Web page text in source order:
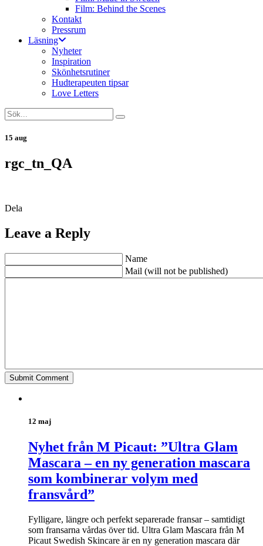
Film: Behind the Scenes
Kontakt
Pressrum
Läsning
Nyheter
Inspiration
Skönhetsrutiner
Hudterapeuten tipsar
Love Letters
15 aug
rgc_tn_QA
Dela
Leave a Reply
Name
Mail (will not be published)
12 maj
Nyhet från M Picaut: ”Ultra Glam
Mascara – en ny generation mascara
som kombinerar volym med
fransvård”
Fylligare, längre och perfekt separerade fransar – samtidigt
som fransarna vårdas över tid. Ultra Glam Mascara från M
Picaut Swedish Skincare är en ny generation mascara där